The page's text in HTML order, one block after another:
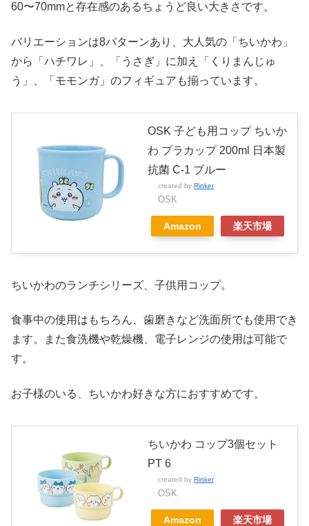
60〜70mmと存在感のあるちょうど良い大きさです。
バリエーションは8パターンあり、大人気の「ちいかわ」
から「ハチワレ」、「うさぎ」に加え「くりまんじゅ
う」、「モモンガ」のフィギュアも揃っています。
OSK 子ども用コップ ちいか
わ プラカップ 200ml 日本製
抗菌 C-1 ブルー
created by Rinker
OSK
Amazon 楽天市場
ちいかわのランチシリーズ、子供用コップ。
食事中の使用はもちろん、歯磨きなど洗面所でも使用でき
ます。また食洗機や乾燥機、電子レンジの使用は可能で
す。
お子様のいる、ちいかわ好きな方におすすめです。
ちいかわ コップ3個セット
PT 6
created by Rinker
OSK
Amazon 楽天市場